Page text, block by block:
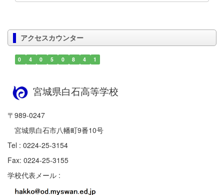
アクセスカウンター
0 4 0 5 0 8 4 1
宮城県白石高等学校
〒989-0247
宮城県白石市八幡町9番10号
Tel : 0224-25-3154
Fax: 0224-25-3155
学校代表メール :